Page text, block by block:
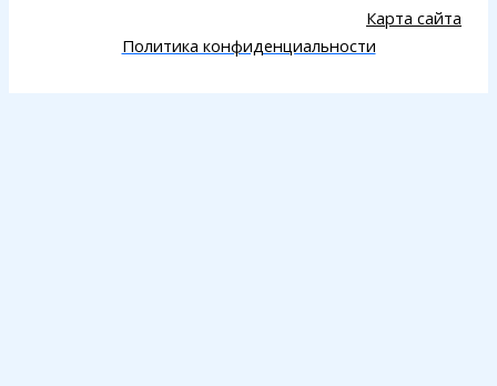
Карта сайта
Политика конфиденциальности